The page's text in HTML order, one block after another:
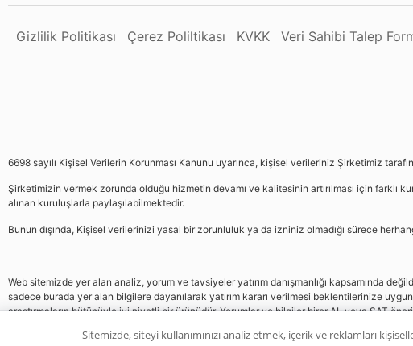
Gizlilik Politikası Çerez Poliltikası KVKK Veri Sahibi Talep
6698 sayılı Kişisel Verilerin Korunması Kanunu uyarınca, kişisel verileriniz Şirketimiz
Şirketimizin vermek zorunda olduğu hizmetin devamı ve kalitesinin artırılması için farklı
alınan kuruluşlarla paylaşılabilmektedir.
Bunun dışında, Kişisel verilerinizi yasal bir zorunluluk ya da izniniz olmadığı sürece
Web sitemizde yer alan analiz, yorum ve tavsiyeler yatırım danışmanlığı kapsamında
sadece burada yer alan bilgilere dayanılarak yatırım kararı verilmesi beklentilerinize
araştırmaların bütünüyle iyi niyetli bir ürünüdür. Yorumlar ve bilgiler birer AL veya SAT
Sitemizde, siteyi kullanımınızı analiz etmek, içerik ve reklamları